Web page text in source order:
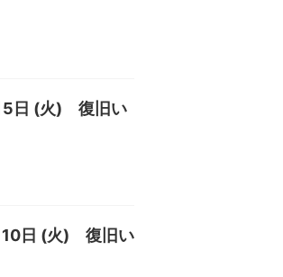
5日 (火) 復旧い
10日 (火) 復旧い